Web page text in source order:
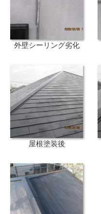
外壁シーリング劣化
屋根塗装後